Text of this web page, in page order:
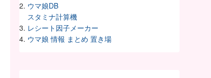
ウマ娘DB
スタミナ計算機
レシート因子メーカー
ウマ娘 情報 まとめ 置き場